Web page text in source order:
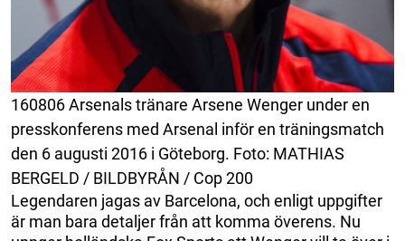
160806 Arsenals tränare Arsene Wenger under en
presskonferens med Arsenal inför en träningsmatch
den 6 augusti 2016 i Göteborg. Foto: MATHIAS
BERGELD / BILDBYRÅN / Cop 200
Legendaren jagas av Barcelona, och enligt uppgifter
är man bara detaljer från att komma överens. Nu